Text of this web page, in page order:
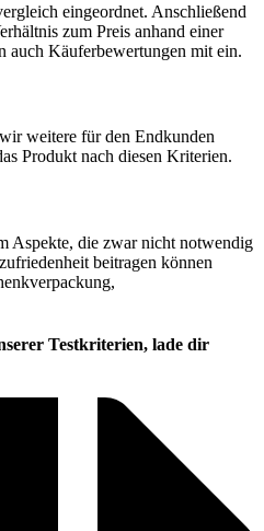
eingeordnet. Anschließend
zum Preis anhand einer
auch Käuferbewertungen mit ein.
weitere für den Endkunden
Produkt nach diesen Kriterien.
Aspekte, die zwar nicht notwendig
beitragen können
Testkriterien, lade dir